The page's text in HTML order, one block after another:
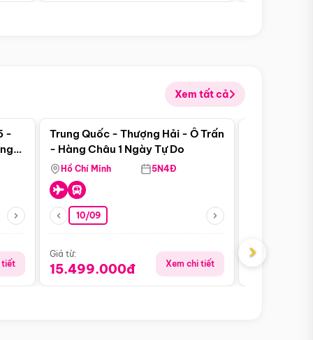
Xem tất cả
-
tiết
Điểm nổi bật
Trung Quốc - Thượng Hải - Ô Trấn
- Hàng Châu 1 Ngày Tự Do
Hồ Chí Minh 5N4Đ
10/09
Giá từ:
15.499.000đ Xem chi tiết
Giá từ:
›